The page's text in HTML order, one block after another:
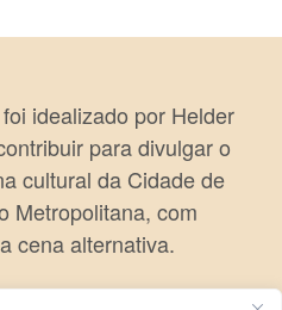
idealizado por Helder
para divulgar o
cultural da Cidade de
Metropolitana, com
cena alternativa.